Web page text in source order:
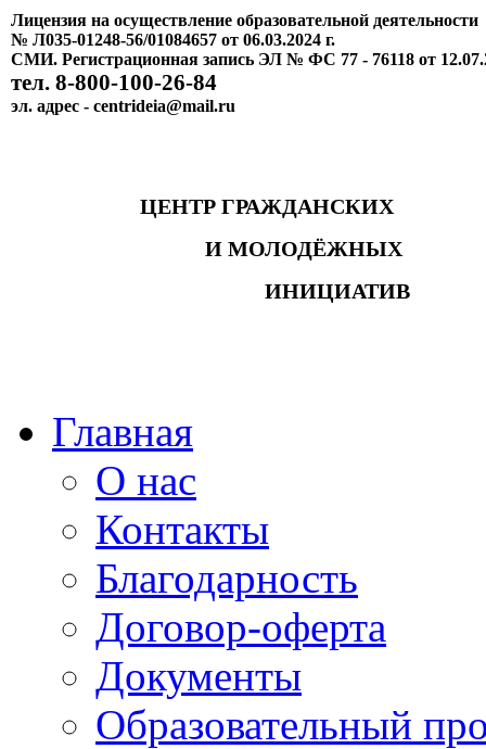
Лицензия на осуществление образовательной деятельности
№ Л035-01248-56/01084657 от 06.03.2024 г.
СМИ. Регистрационная запись ЭЛ № ФС 77 - 76118 от
тел. 8-800-100-26-84
эл. адрес - centrideia@mail.ru
ЦЕНТР ГРАЖДАНСКИХ
И МОЛОДЁЖНЫХ
ИНИЦИАТИВ
Главная
О нас
Контакты
Благодарность
Договор-оферта
Документы
Образовательный